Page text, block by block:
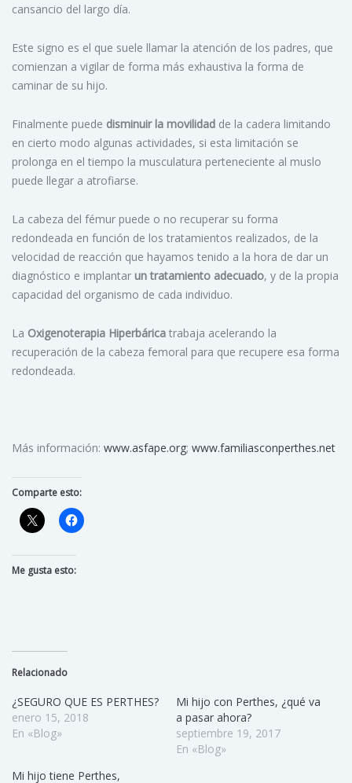
cansancio del largo día.
Este signo es el que suele llamar la atención de los padres, que
comienzan a vigilar de forma más exhaustiva la forma de
caminar de su hijo.
Finalmente puede disminuir la movilidad de la cadera limitando
en cierto modo algunas actividades, si esta limitación se
prolonga en el tiempo la musculatura perteneciente al muslo
puede llegar a atrofiarse.
La cabeza del fémur puede o no recuperar su forma
redondeada en función de los tratamientos realizados, de la
velocidad de reacción que hayamos tenido a la hora de dar un
diagnóstico e implantar un tratamiento adecuado, y de la propia
capacidad del organismo de cada individuo.
La Oxigenoterapia Hiperbárica trabaja acelerando la
recuperación de la cabeza femoral para que recupere esa forma
redondeada.
Más información: www.asfape.org; www.familiasconperthes.net
Comparte esto:
Me gusta esto:
Relacionado
¿SEGURO QUE ES PERTHES?
enero 15, 2018
En «Blog»
Mi hijo con Perthes, ¿qué va
a pasar ahora?
septiembre 19, 2017
En «Blog»
Mi hijo tiene Perthes,